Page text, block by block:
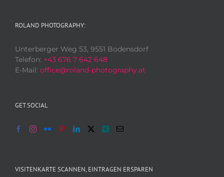
ROLAND PHOTOGRAPHY:
Unterberger Weg 53, 9551 Bodensdorf
Telefon: +43 676 7 642 648
E-Mail: office@roland-photography.at
GET SOCIAL
VISITENKARTE SCANNEN, EINTRAGEN ERSPAREN